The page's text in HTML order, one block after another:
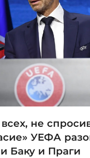
не
УЕФА
Баку и Праги